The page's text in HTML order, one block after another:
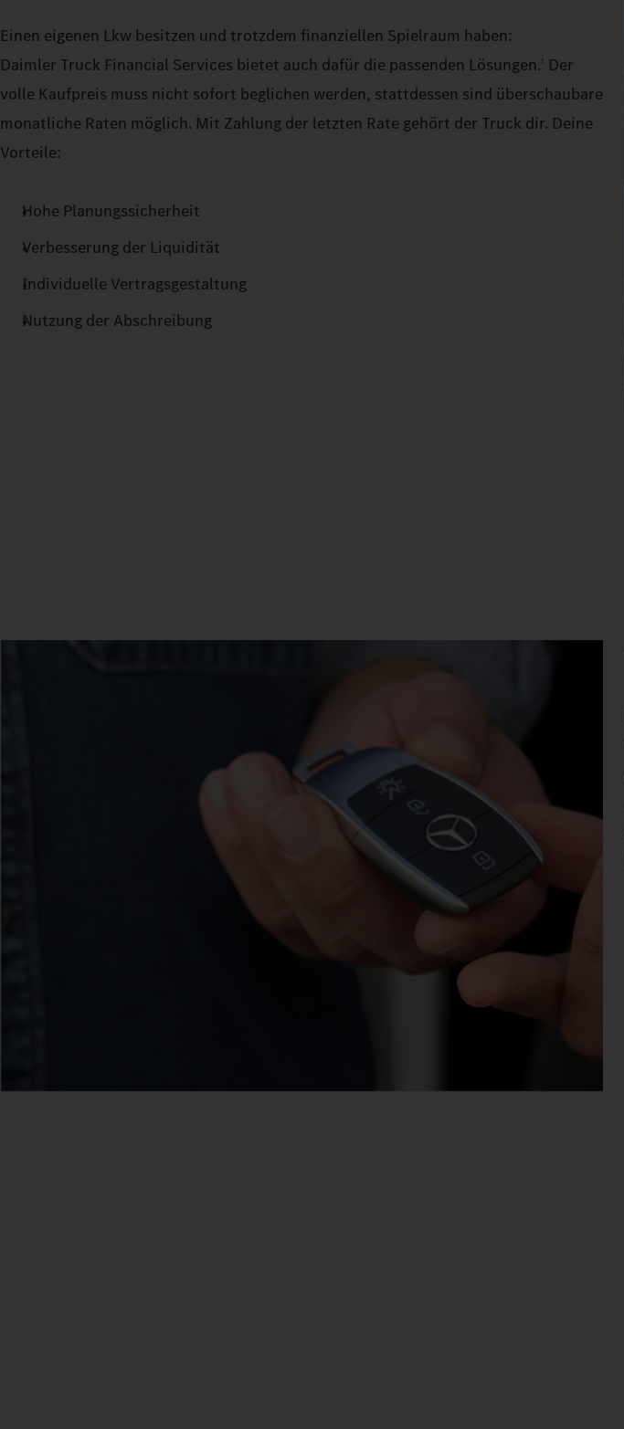
Einen eigenen Lkw besitzen und trotzdem finanziellen Spielraum haben:
Daimler Truck Financial Services bietet auch dafür die passenden Lösungen.1 Der
volle Kaufpreis muss nicht sofort beglichen werden, stattdessen sind überschaubare
monatliche Raten möglich. Mit Zahlung der letzten Rate gehört der Truck dir. Deine
Vorteile:
Hohe Planungssicherheit
Verbesserung der Liquidität
Individuelle Vertragsgestaltung
Nutzung der Abschreibung